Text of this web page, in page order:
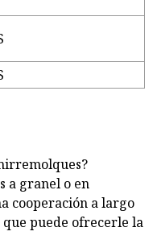
a granel o en
cooperación a largo
puede ofrecerle la